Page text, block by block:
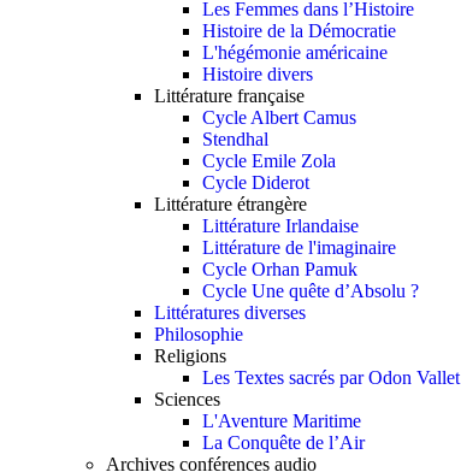
Les Femmes dans l’Histoire
Histoire de la Démocratie
L'hégémonie américaine
Histoire divers
Littérature française
Cycle Albert Camus
Stendhal
Cycle Emile Zola
Cycle Diderot
Littérature étrangère
Littérature Irlandaise
Littérature de l'imaginaire
Cycle Orhan Pamuk
Cycle Une quête d’Absolu ?
Littératures diverses
Philosophie
Religions
Les Textes sacrés par Odon Vallet
Sciences
L'Aventure Maritime
La Conquête de l’Air
Archives conférences audio